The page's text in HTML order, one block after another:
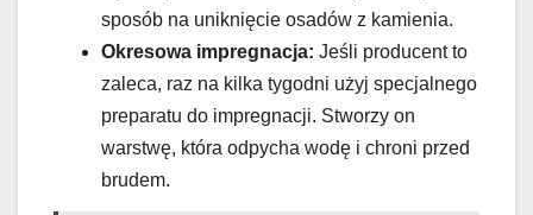
sposób na uniknięcie osadów z kamienia.
Okresowa impregnacja: Jeśli producent to
zaleca, raz na kilka tygodni użyj specjalnego
preparatu do impregnacji. Stworzy on
warstwę, która odpycha wodę i chroni przed
brudem.